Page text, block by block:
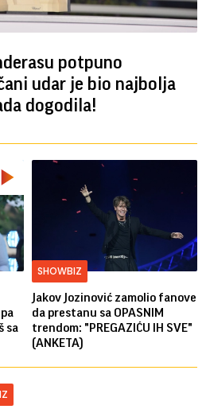
potpuno
udar je bio najbolja
dogodila!
sa
SHOWBIZ
Jakov Jozinović zamolio fanove
da prestanu sa OPASNIM
trendom: "PREGAZIĆU IH SVE"
(ANKETA)